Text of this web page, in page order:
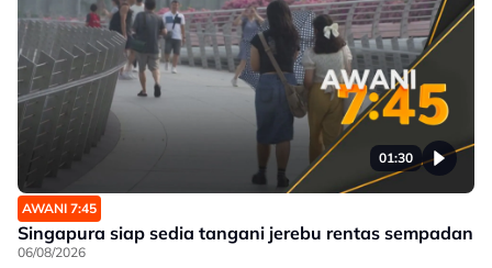
01:30
AWANI 7:45
Singapura siap sedia tangani jerebu rentas sempadan
06/08/2026